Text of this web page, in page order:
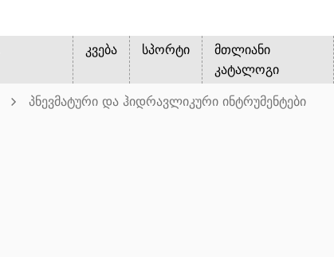
კვება სპორტი
მთლიანი
კატალოგი
პნევმატური და ჰიდრავლიკური ინტრუმენტები